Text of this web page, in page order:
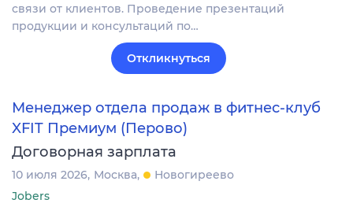
связи от клиентов. Проведение презентаций
продукции и консультаций по…
Откликнуться
Менеджер отдела продаж в фитнес-клуб
XFIT Премиум (Перово)
Договорная зарплата
10 июля 2026 Москва
Новогиреево
Jobers